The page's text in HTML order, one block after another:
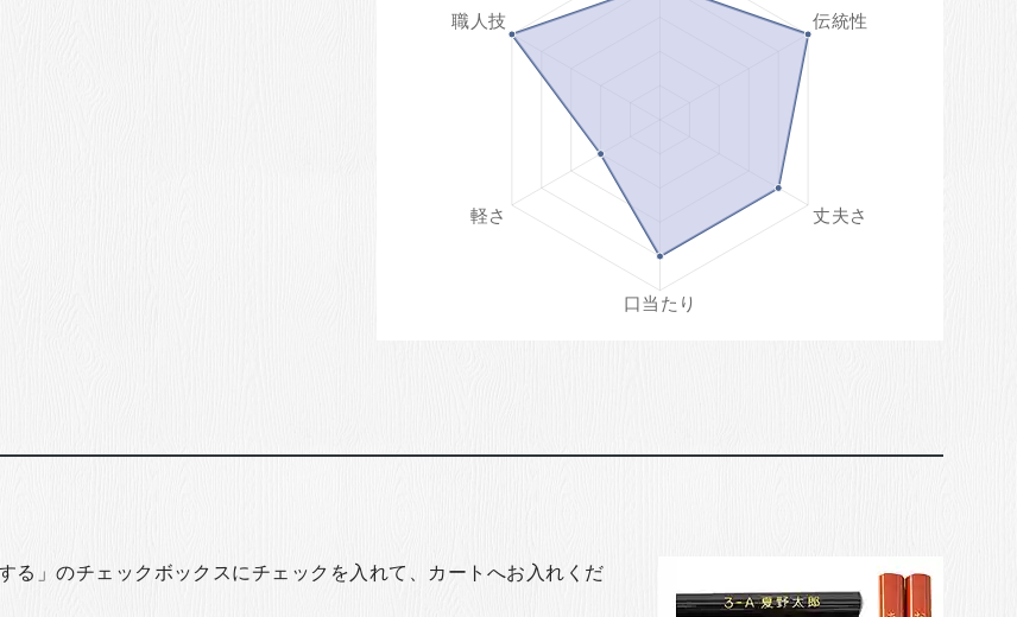
る」のチェックボックスにチェックを入れて、カートへお入れくだ